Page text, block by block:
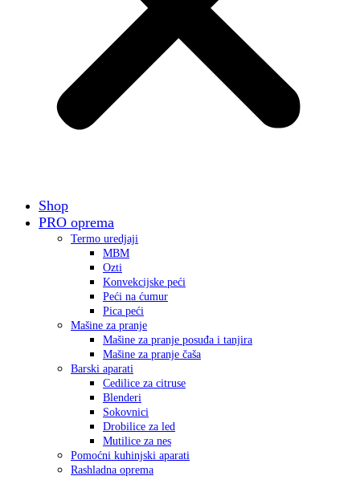
Shop
PRO oprema
Termo uredjaji
MBM
Ozti
Konvekcijske peći
Peći na ćumur
Pica peći
Mašine za pranje
Mašine za pranje posuđa i tanjira
Mašine za pranje čaša
Barski aparati
Cedilice za citruse
Blenderi
Sokovnici
Drobilice za led
Mutilice za nes
Pomoćni kuhinjski aparati
Rashladna oprema